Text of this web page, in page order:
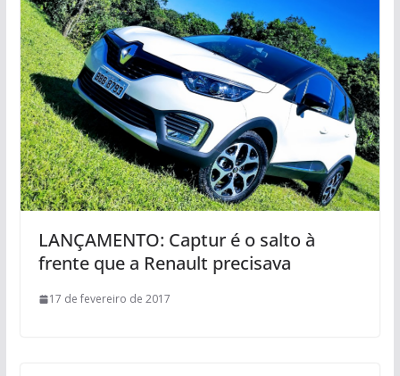
LANÇAMENTO: Captur é o salto à
frente que a Renault precisava
17 de fevereiro de 2017